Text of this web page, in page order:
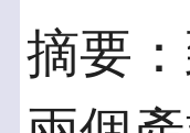
摘要